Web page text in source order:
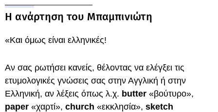
Η ανάρτηση του Μπαμπινιώτη
«Και όμως είναι ελληνικές!
Αν σας ρωτήσει κανείς, θέλοντας να ελέγξει τις
ετυμολογικές γνώσεις σας στην Αγγλική ή στην
Ελληνική, αν λέξεις όπως λ.χ. butter «βούτυρο»,
paper «χαρτί», church «εκκλησία», sketch